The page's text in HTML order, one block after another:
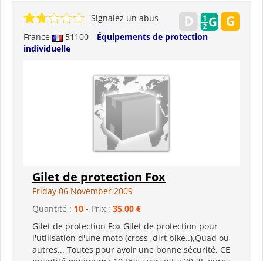
France 51100
Équipements de protection
individuelle
Signalez un abus
Gilet de protection Fox
Friday 06 November 2009
Quantité : 10 - Prix : 35,00 €
Gilet de protection Fox Gilet de protection pour
l'utilisation d'une moto (cross ,dirt bike..),Quad ou
autres... Toutes pour avoir une bonne sécurité. CE